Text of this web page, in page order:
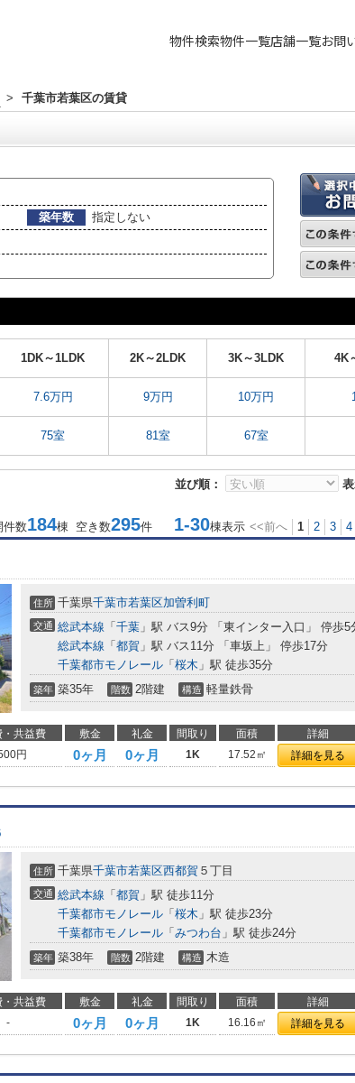
物件検索物件一覧店舗一覧お問
> 千葉市若葉区の賃貸
築年数
指定しない
1DK～1LDK 2K～2LDK 3K～3LDK 4K
7.6万円 9万円 10万円
75室 81室 67室
並び順：
件数184棟 空き数295件 1-30棟表示 <<前へ 1 2 3 4
住所 千葉県千葉市若葉区加曽利町
交通 総武本線 「 千葉 」駅 バス9分 「東インター入口」 停歩5
総武本線 「 都賀 」駅 バス11分 「車坂上」 停歩17分
千葉都市モノレール 「 桜木 」駅 徒歩35分
築年 築35年 階数 2階建 構造 軽量鉄骨
・共益費 敷金 礼金 間取り 面積 詳細
円 0ヶ月 0ヶ月 1K 17.52㎡ 詳細を見る
住所 千葉県千葉市若葉区西都賀 ５丁目
交通 総武本線 「 都賀 」駅 徒歩11分
千葉都市モノレール 「 桜木 」駅 徒歩23分
千葉都市モノレール 「 みつわ台 」駅 徒歩24分
築年 築38年 階数 2階建 構造 木造
・共益費 敷金 礼金 間取り 面積 詳細
- 0ヶ月 0ヶ月 1K 16.16㎡ 詳細を見る